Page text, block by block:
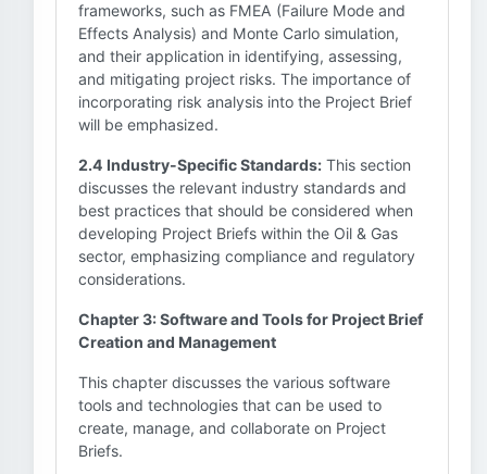
frameworks, such as FMEA (Failure Mode and
Effects Analysis) and Monte Carlo simulation,
and their application in identifying, assessing,
and mitigating project risks. The importance of
incorporating risk analysis into the Project Brief
will be emphasized.
2.4 Industry-Specific Standards: This section
discusses the relevant industry standards and
best practices that should be considered when
developing Project Briefs within the Oil & Gas
sector, emphasizing compliance and regulatory
considerations.
Chapter 3: Software and Tools for Project Brief
Creation and Management
This chapter discusses the various software
tools and technologies that can be used to
create, manage, and collaborate on Project
Briefs.